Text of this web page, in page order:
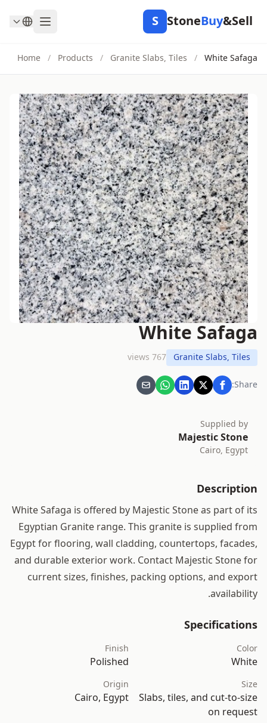
S StoneBuy&Sell
Home / Products / Granite Slabs, Tiles / White Safaga
White Safaga
Granite Slabs, Tiles
767 views
Share:
Supplied by
Majestic Stone
Cairo, Egypt
Description
White Safaga is offered by Majestic Stone as part of its
Egyptian Granite range. This granite is supplied from
Egypt for flooring, wall cladding, countertops, facades,
and durable exterior work. Contact Majestic Stone for
current sizes, finishes, packing options, and export
availability.
Specifications
Color
White
Finish
Polished
Size
Slabs, tiles, and cut-to-size
on request
Origin
Cairo, Egypt